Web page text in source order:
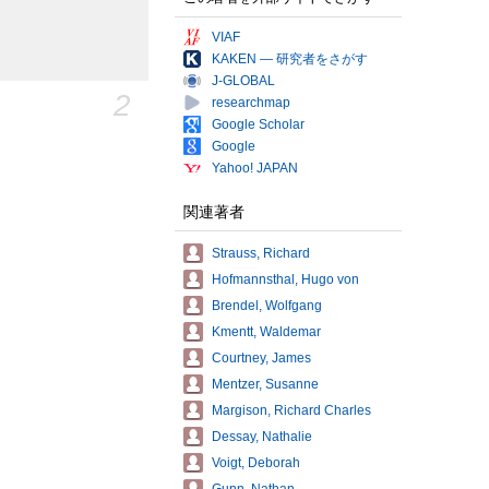
2
VIAF
KAKEN — 研究者をさがす
J-GLOBAL
researchmap
Google Scholar
Google
Yahoo! JAPAN
関連著者
Strauss, Richard
Hofmannsthal, Hugo von
Brendel, Wolfgang
Kmentt, Waldemar
Courtney, James
Mentzer, Susanne
Margison, Richard Charles
Dessay, Nathalie
Voigt, Deborah